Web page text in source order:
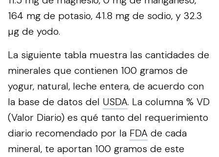
164 mg de potasio, 41.8 mg de sodio, y 32.3
µg de yodo.
La siguiente tabla muestra las cantidades de
minerales que contienen 100 gramos de
yogur, natural, leche entera, de acuerdo con
la base de datos del USDA. La columna % VD
(Valor Diario) es qué tanto del requerimiento
diario recomendado por la FDA de cada
mineral, te aportan 100 gramos de este